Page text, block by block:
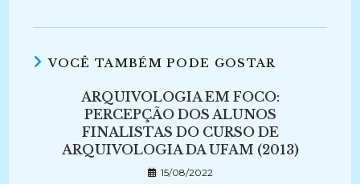
VOCÊ TAMBÉM PODE GOSTAR
ARQUIVOLOGIA EM FOCO:
PERCEPÇÃO DOS ALUNOS
FINALISTAS DO CURSO DE
ARQUIVOLOGIA DA UFAM (2013)
15/08/2022